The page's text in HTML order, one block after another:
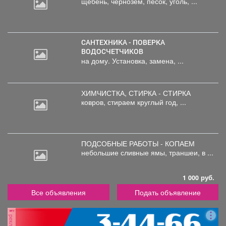
САНТЕХНИКА - ПОВЕРКА
ВОДОСЧЕТЧИКОВ
на дому. Установка, замена, ...
ХИМЧИСТКА, СТИРКА - СТИРКА
ковров, стираем круглый год, ...
ПОДСОБНЫЕ РАБОТЫ - КОПАЕМ
небольшие сливные ямы, траншеи, в ...
1 000 руб.
Все объявления Подать объявление